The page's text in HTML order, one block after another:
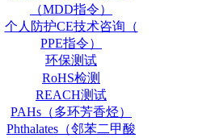
（MDD指令）
个人防护CE技术咨询（
PPE指令）
环保测试
RoHS检测
REACH测试
PAHs（多环芳香烃）
Phthalates（邻苯二甲酸